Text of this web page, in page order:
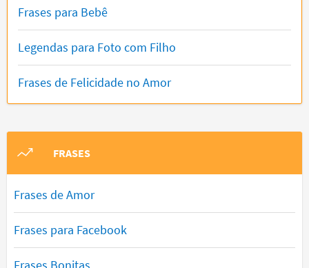
Frases para Bebê
Legendas para Foto com Filho
Frases de Felicidade no Amor
FRASES
Frases de Amor
Frases para Facebook
Frases Bonitas